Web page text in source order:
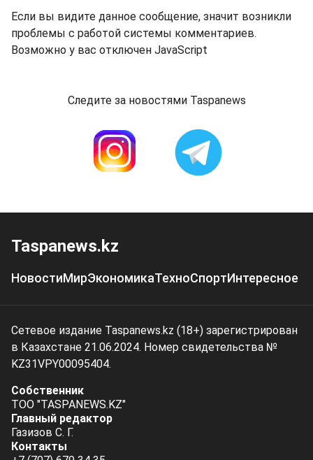
Если вы видите данное сообщение, значит возникли
проблемы с работой системы комментариев.
Возможно у вас отключен JavaScript
Следите за новостями Taspanews
Taspanews.kz
НовостиМирЭкономикаТехноСпортИнтересное
Сетевое издание Taspanews.kz (18+) зарегистрирован
в Казахстане 21.06.2024. Номер свидетельства №
KZ31VPY00095404.
Собственник
ТОО "TASPANEWS.KZ"
Главный редактор
Газизов С. Г.
Контакты